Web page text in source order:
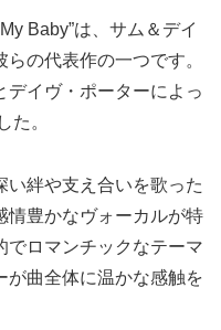
Baby”は、サム＆デイ
の代表作の一つです。
デイヴ・ポーターによっ
た。
い絆や支え合いを歌った
情豊かなヴォーカルが特
でロマンチックなテーマ
が曲全体に温かな感触を